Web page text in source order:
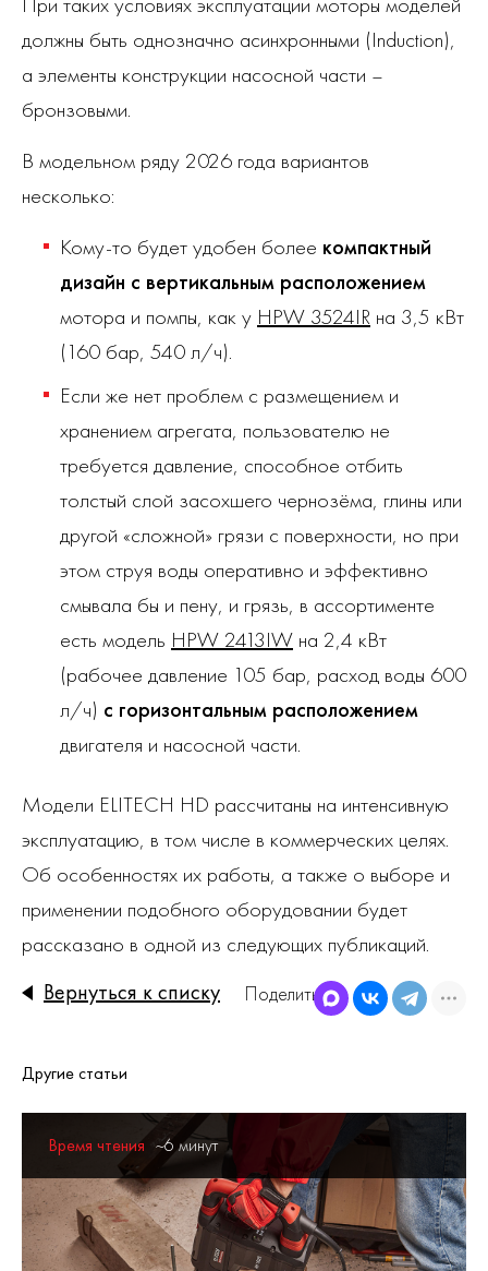
должны быть однозначно асинхронными (Induction),
а элементы конструкции насосной части –
бронзовыми.
В модельном ряду 2026 года вариантов
несколько:
Кому-то будет удобен более компактный
дизайн с вертикальным расположением
мотора и помпы, как у HPW 3524IR на 3,5 кВт
(160 бар, 540 л/ч).
Если же нет проблем с размещением и
хранением агрегата, пользователю не
требуется давление, способное отбить
толстый слой засохшего чернозёма, глины или
другой «сложной» грязи с поверхности, но при
этом струя воды оперативно и эффективно
смывала бы и пену, и грязь, в ассортименте
есть модель HPW 2413IW на 2,4 кВт
(рабочее давление 105 бар, расход воды 600
л/ч) с горизонтальным расположением
двигателя и насосной части.
Модели ELITECH HD рассчитаны на интенсивную
эксплуатацию, в том числе в коммерческих целях.
Об особенностях их работы, а также о выборе и
применении подобного оборудовании будет
рассказано в одной из следующих публикаций.
Вернуться к списку
Поделиться
Другие статьи
Время чтения ~6 минут